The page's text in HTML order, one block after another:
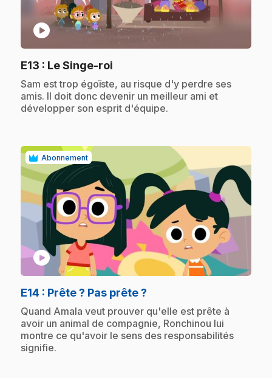
play_circle
E13 : Le Singe-roi
.Sam est trop égoïste, au risque d'y perdre ses
amis. Il doit donc devenir un meilleur ami et
développer son esprit d'équipe.
Abonnement
play_circle
E14 : Prête ? Pas prête ?
.Quand Amala veut prouver qu'elle est prête à
avoir un animal de compagnie, Ronchinou lui
montre ce qu'avoir le sens des responsabilités
signifie.